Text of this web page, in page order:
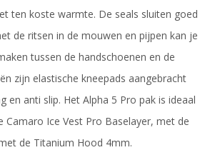
ten koste warmte. De seals sluiten goed
de ritsen in de mouwen en pijpen kan je
tussen de handschoenen en de
zijn elastische kneepads aangebracht
en anti slip. Het Alpha 5 Pro pak is ideaal
Camaro Ice Vest Pro Baselayer, met de
de Titanium Hood 4mm.